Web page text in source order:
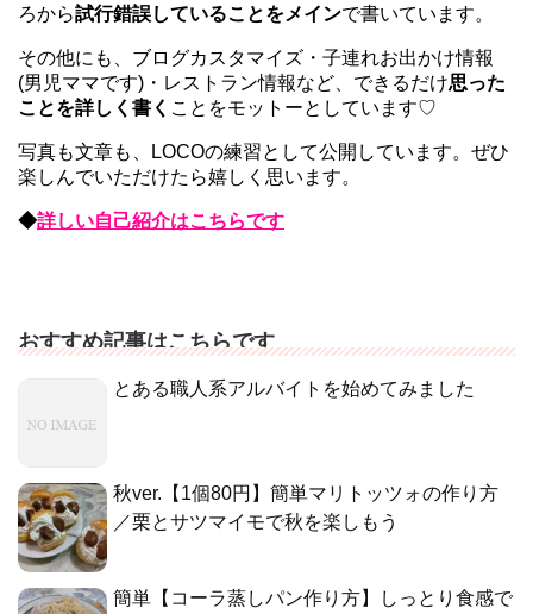
ろから試行錯誤していることをメインで書いています。
その他にも、ブログカスタマイズ・子連れお出かけ情報
(男児ママです)・レストラン情報など、できるだけ思った
ことを詳しく書く ことをモットーとしています♡
写真も文章も、LOCOの練習として公開しています。ぜひ
楽しんでいただけたら嬉しく思います。
◆詳しい自己紹介はこちらです
おすすめ記事はこちらです
とある職人系アルバイトを始めてみました
秋ver.【1個80円】簡単マリトッツォの作り方
／栗とサツマイモで秋を楽しもう
簡単【コーラ蒸しパン作り方】しっとり食感で